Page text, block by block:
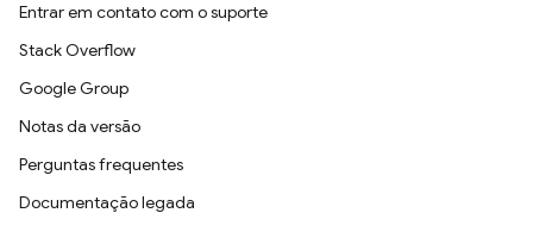
Entrar em contato com o suporte
Stack Overflow
Google Group
Notas da versão
Perguntas frequentes
Documentação legada